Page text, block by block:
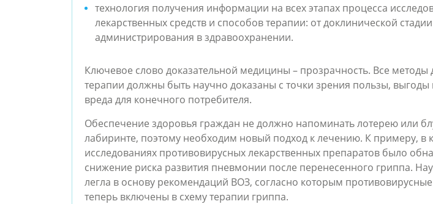
технология получения информации на всех этапах процесса
лекарственных средств и способов терапии: от доклинической
администрирования в здравоохранении.
Ключевое слово доказательной медицины – прозрачность. Все методы
терапии должны быть научно доказаны с точки зрения пользы, выгоды
вреда для конечного потребителя.
Обеспечение здоровья граждан не должно напоминать лотерею или
лабиринте, поэтому необходим новый подход к лечению. К примеру, в
исследованиях противовирусных лекарственных препаратов было
снижение риска развития пневмонии после перенесенного гриппа.
легла в основу рекомендаций ВОЗ, согласно которым
теперь включены в схему терапии гриппа.